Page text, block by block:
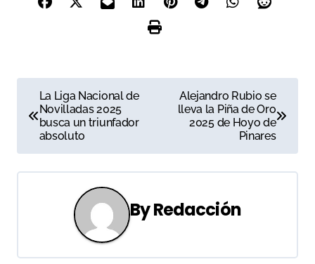
Chicharro y Kevin Alcolado
a
v
e
La Liga Nacional de
Novilladas 2025
busca un triunfador
absoluto
Alejandro Rubio se
lleva la Piña de Oro
2025 de Hoyo de
Pinares
ByRedacción